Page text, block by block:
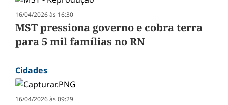
16/04/2026 às 16:30
MST pressiona governo e cobra terra
para 5 mil famílias no RN
Cidades
16/04/2026 às 09:29